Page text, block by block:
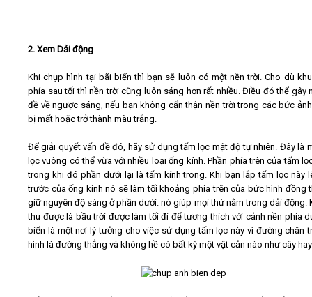
2. Xem Dải động
Khi chụp hình tại bãi biển thì bạn sẽ luôn có một nền trời. Cho dù
phía sau tối thì nền trời cũng luôn sáng hơn rất nhiều. Điều đó thể gây
đề về ngược sáng, nếu bạn không cẩn thận nền trời trong các bức
bị mất hoặc trở thành màu trắng.
Để giải quyết vấn đề đó, hãy sử dụng tấm lọc mật độ tự nhiên. Đây là
lọc vuông có thể vừa với nhiều loại ống kính. Phần phía trên của tấm
trong khi đó phần dưới lại là tấm kính trong. Khi bạn lắp tấm lọc này
trước của ống kính nó sẽ làm tối khoảng phía trên của bức hình đồng
giữ nguyên độ sáng ở phần dưới. nó giúp mọi thứ nằm trong dải động.
thu được là bầu trời được làm tối đi để tương thích với cảnh nền phía
biển là một nơi lý tưởng cho việc sử dụng tấm lọc này vì đường chân
hình là đường thẳng và không hề có bất kỳ một vật cản nào như cây